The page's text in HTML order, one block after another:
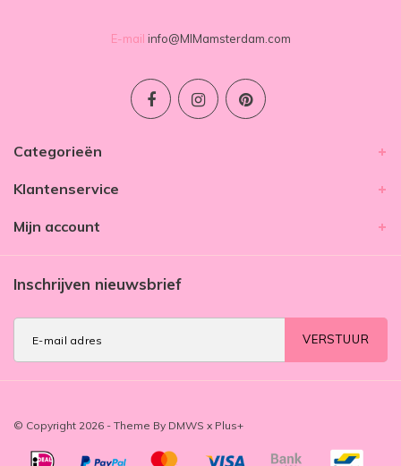
E-mail info@MIMamsterdam.com
Categorieën
Klantenservice
Mijn account
Inschrijven nieuwsbrief
VERSTUUR
© Copyright 2026 - Theme By DMWS x Plus+